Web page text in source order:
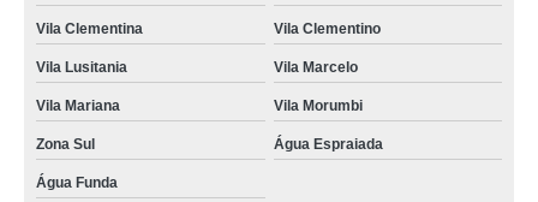
Vila Clementina Vila Clementino
Vila Lusitania Vila Marcelo
Vila Mariana Vila Morumbi
Zona Sul Água Espraiada
Água Funda